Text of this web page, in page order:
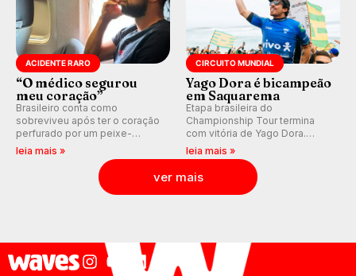
ACIDENTE RARO
“O médico segurou
meu coração”
Brasileiro conta como
sobreviveu após ter o coração
perfurado por um peixe-
agulha enquanto surfava na
leia mais »
CIRCUITO MUNDIAL
Yago Dora é bicampeão
em Saquarema
Etapa brasileira do
Championship Tour termina
com vitória de Yago Dora.
Sawyer Lindblad vence entre
as mulheres e Leonardo
Fioravanti assume liderança do
ranking mundial da WSL, na
etapa de Saquarema.
leia mais »
ver mais